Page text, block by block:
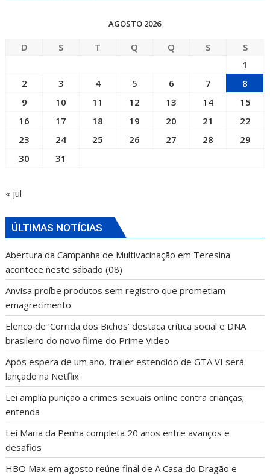
AGOSTO 2026
D S T Q Q S
S
1
2
3 4 5 6 7
8
9
10 11 12 13 14
15
16
17 18 19 20 21
22
23
24 25 26 27 28
29
30
31
« jul
ÚLTIMAS NOTÍCIAS
Abertura da Campanha de Multivacinação em Teresina
acontece neste sábado (08)
Anvisa proíbe produtos sem registro que prometiam
emagrecimento
Elenco de ‘Corrida dos Bichos’ destaca crítica social e DNA
brasileiro do novo filme do Prime Video
Após espera de um ano, trailer estendido de GTA VI será
lançado na Netflix
Lei amplia punição a crimes sexuais online contra crianças;
entenda
Lei Maria da Penha completa 20 anos entre avanços e
desafios
HBO Max em agosto reúne final de A Casa do Dragão e